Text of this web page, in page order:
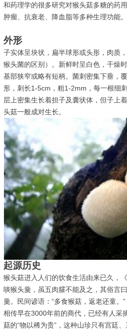
和药理学的很多研究对猴头菇多糖的药
肿瘤、抗衰老、降血脂等多种生理功能。
外形
子实体呈块状，扁半球形或头形，肉质
猴头菌的区别）。新鲜时呈白色，干燥
基部狭窄或略有短柄。菌刺密集下垂，
形，刺长1-5cm，粗1-2mm，每一根细
层上密集生长着担子及囊状体，但子上
头菇一般成对生长。
起源历史
猴头菇进入人们的饮食生活由来已久，
啖猴头羹，虽五肉臛不能及之，其俗言
羹。民间谚语：“多食猴菇，返老还童。”
相传早在3000年前的商代，已经有人采
菇的“物以稀为贵”，这种山珍只有宫廷